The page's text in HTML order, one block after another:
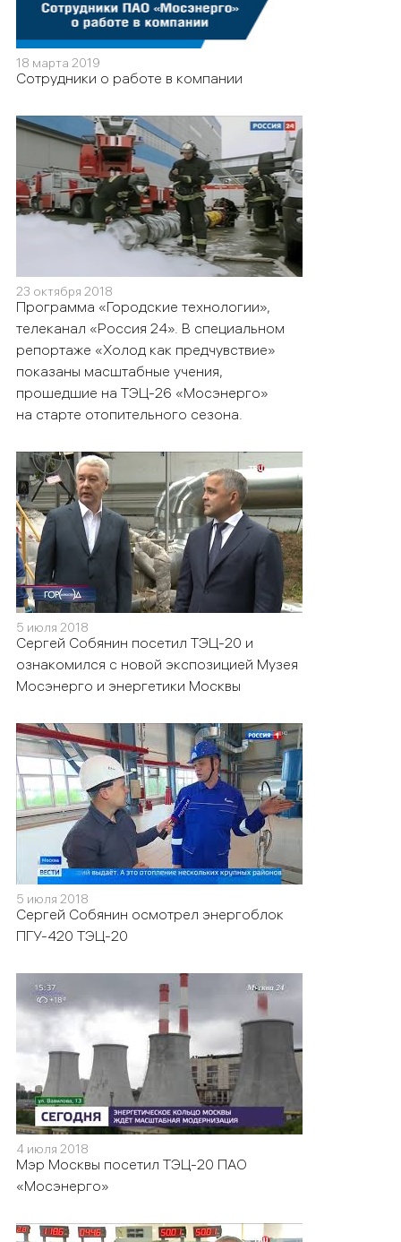
18 марта 2019
Сотрудники о работе в компании
23 октября 2018
Программа «Городские технологии»,
телеканал «Россия 24». В специальном
репортаже «Холод как предчувствие»
показаны масштабные учения,
прошедшие на ТЭЦ-26 «Мосэнерго»
на старте отопительного сезона.
5 июля 2018
Сергей Собянин посетил ТЭЦ-20 и
ознакомился с новой экспозицией Музея
Мосэнерго и энергетики Москвы
5 июля 2018
Сергей Собянин осмотрел энергоблок
ПГУ-420 ТЭЦ-20
4 июля 2018
Мэр Москвы посетил ТЭЦ-20 ПАО
«Мосэнерго»